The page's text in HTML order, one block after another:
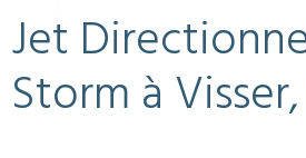
Jet
Storm à